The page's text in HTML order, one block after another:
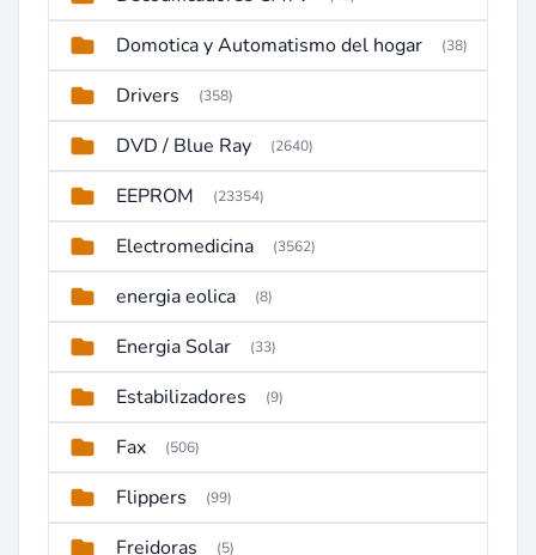
Domotica y Automatismo del hogar (38)
Drivers (358)
DVD / Blue Ray (2640)
EEPROM (23354)
Electromedicina (3562)
energia eolica (8)
Energia Solar (33)
Estabilizadores (9)
Fax (506)
Flippers (99)
Freidoras (5)